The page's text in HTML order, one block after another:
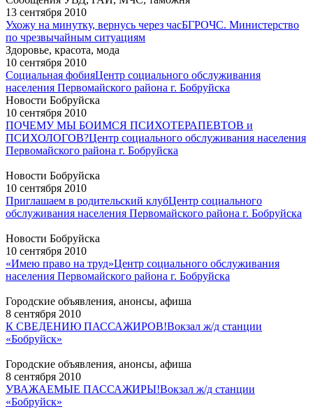
13 сентября 2010
Ухожу на минутку, вернусь через часБГРОЧС. Министерство
по чрезвычайным ситуациям
Здоровье, красота, мода
10 сентября 2010
Социальная фобияЦентр социального обслуживания
населения Первомайского района г. Бобруйска
Новости Бобруйска
10 сентября 2010
ПОЧЕМУ МЫ БОИМСЯ ПСИХОТЕРАПЕВТОВ и
ПСИХОЛОГОВ?Центр социального обслуживания населения
Первомайского района г. Бобруйска
Новости Бобруйска
10 сентября 2010
Приглашаем в родительский клубЦентр социального
обслуживания населения Первомайского района г. Бобруйска
Новости Бобруйска
10 сентября 2010
«Имею право на труд»Центр социального обслуживания
населения Первомайского района г. Бобруйска
Городские объявления, анонсы, афиша
8 сентября 2010
К СВЕДЕНИЮ ПАССАЖИРОВ!Вокзал ж/д станции
«Бобруйск»
Городские объявления, анонсы, афиша
8 сентября 2010
УВАЖАЕМЫЕ ПАССАЖИРЫ!Вокзал ж/д станции
«Бобруйск»